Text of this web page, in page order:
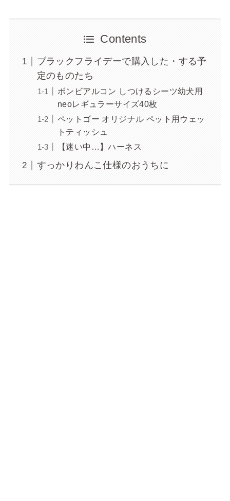
Contents
ブラックフライデーで購入した・する予
定のものたち
ボンビアルコン しつけるシーツ幼犬用
neoレギュラーサイズ40枚
ペットゴー オリジナル ペット用ウェッ
トティッシュ
【迷い中…】ハーネス
すっかりわんこ仕様のおうちに